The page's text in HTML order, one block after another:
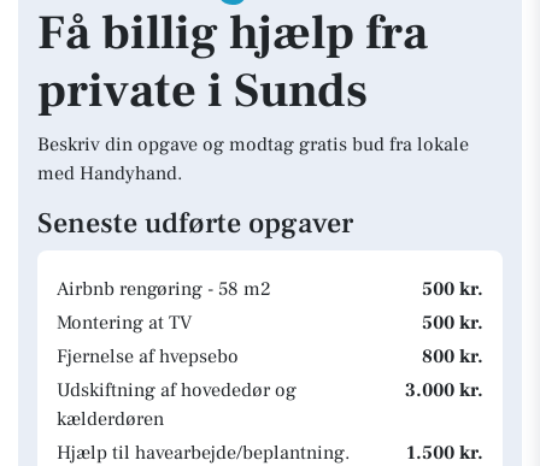
Få billig hjælp fra
private i Sunds
Beskriv din opgave og modtag gratis bud fra lokale
med Handyhand.
Seneste udførte opgaver
Airbnb rengøring - 58 m2
500 kr.
Montering at TV
500 kr.
Fjernelse af hvepsebo
800 kr.
Udskiftning af hovededør og
kælderdøren
3.000 kr.
Hjælp til havearbejde/beplantning.
1.500 kr.